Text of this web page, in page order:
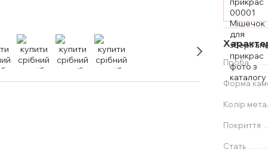
Проба
Форма
Колір
Покриття
Стать